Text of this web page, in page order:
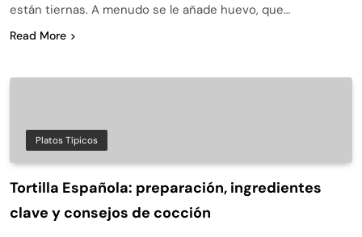
están tiernas. A menudo se le añade huevo, que…
Read More
Platos Típicos
Tortilla Española: preparación, ingredientes
clave y consejos de cocción